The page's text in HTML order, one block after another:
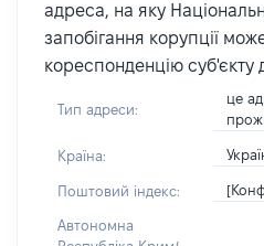
адреса, на яку
запобігання корупції
кореспонденцію суб'єкту
Тип адреси:
це
Країна:
Поштовий індекс:
Автономна